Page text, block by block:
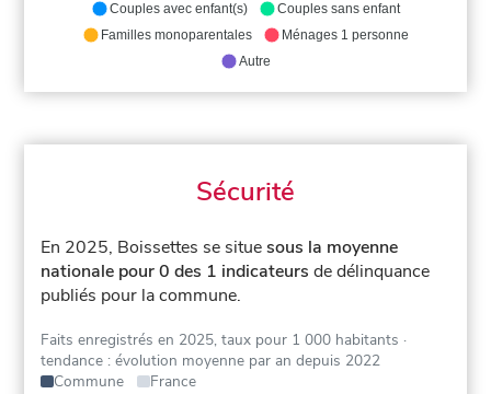
Couples avec enfant(s)
Couples sans enfant
Familles monoparentales
Ménages 1 personne
Autre
Sécurité
En 2025, Boissettes se situesous la moyenne
nationale pour 0 des 1 indicateurs de délinquance
publiés pour la commune.
Faits enregistrés en 2025, taux pour 1 000 habitants ·
tendance : évolution moyenne par an depuis 2022
Commune
France